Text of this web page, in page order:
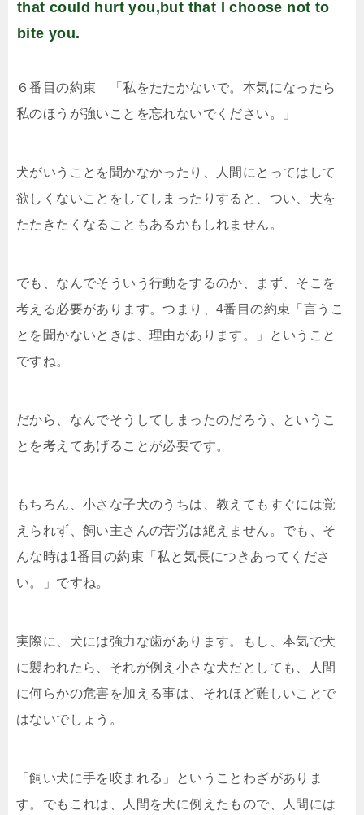
that could hurt you,but that I choose not to
bite you.
６番目の約束 「私をたたかないで。本気になったら
私のほうが強いことを忘れないでください。」
犬がいうことを聞かなかったり、人間にとってはして
欲しくないことをしてしまったりすると、つい、犬を
たたきたくなることもあるかもしれません。
でも、なんでそういう行動をするのか、まず、そこを
考える必要があります。つまり、4番目の約束「言うこ
とを聞かないときは、理由があります。」ということ
ですね。
だから、なんでそうしてしまったのだろう、というこ
とを考えてあげることが必要です。
もちろん、小さな子犬のうちは、教えてもすぐには覚
えられず、飼い主さんの苦労は絶えません。でも、そ
んな時は1番目の約束「私と気長につきあってくださ
い。」ですね。
実際に、犬には強力な歯があります。もし、本気で犬
に襲われたら、それが例え小さな犬だとしても、人間
に何らかの危害を加える事は、それほど難しいことで
はないでしょう。
「飼い犬に手を咬まれる」ということわざがありま
す。でもこれは、人間を犬に例えたもので、人間には